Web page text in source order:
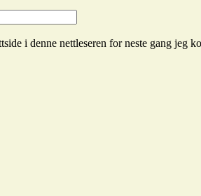
i denne nettleseren for neste gang jeg